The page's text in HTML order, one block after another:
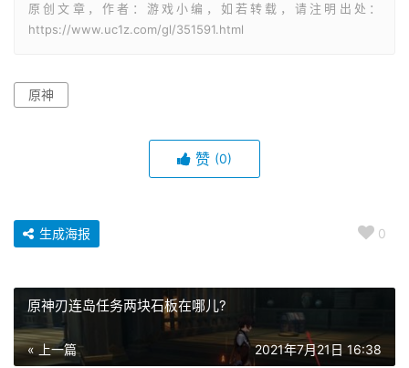
原创文章，作者：游戏小编，如若转载，请注明出处：
https://www.uc1z.com/gl/351591.html
原神
赞 (0)
0
生成海报
原神刃连岛任务两块石板在哪儿?
« 上一篇 2021年7月21日 16:38